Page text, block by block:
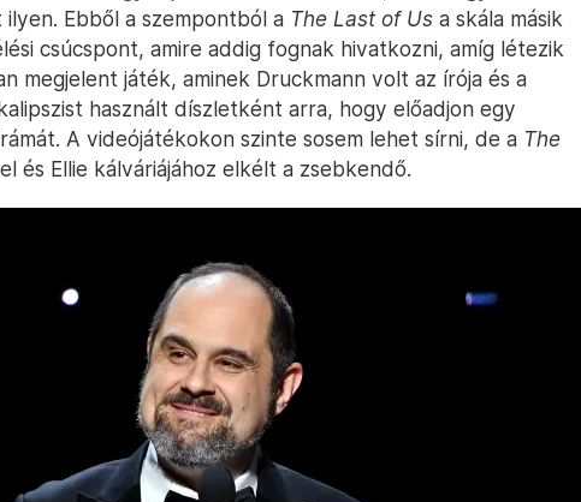
Ebből a szempontból a The Last of Us a skála másik
csúcspont, amire addig fognak hivatkozni, amíg létezik
megjelent játék, aminek Druckmann volt az írója és a
használt díszletként arra, hogy előadjon egy
A videójátékokon szinte sosem lehet sírni, de a The
és Ellie kálváriájához elkélt a zsebkendő.